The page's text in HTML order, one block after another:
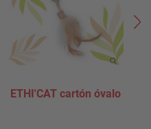
ETHI'CAT cartón óvalo